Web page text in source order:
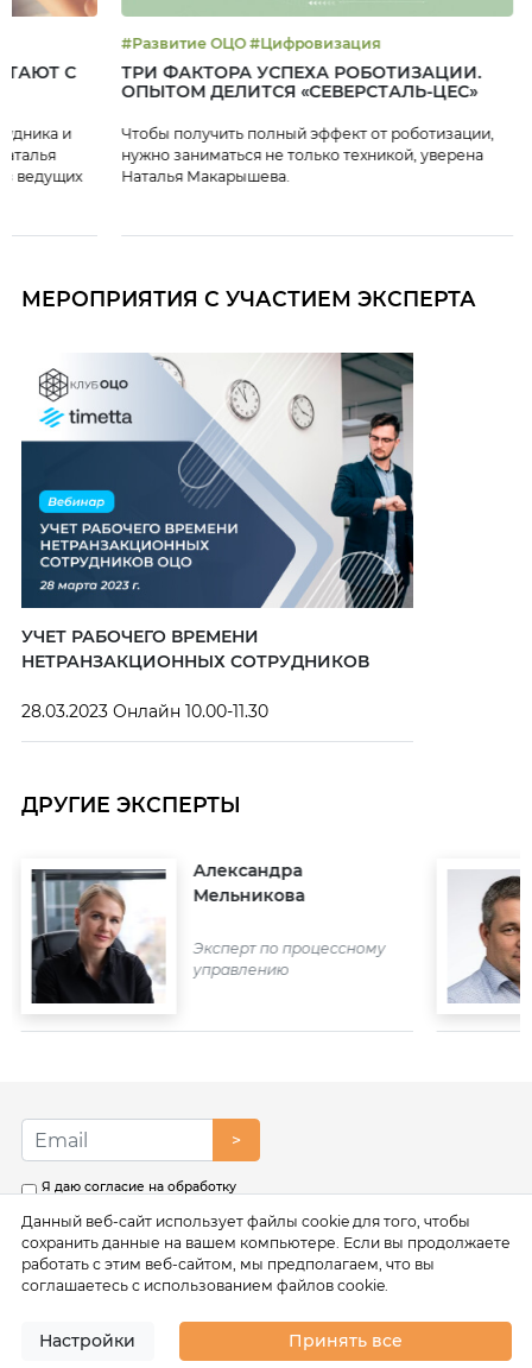
С
и
ведущих
#Развитие ОЦО #Цифровизация
ТРИ ФАКТОРА УСПЕХА РОБОТИЗАЦИИ.
ОПЫТОМ ДЕЛИТСЯ «СЕВЕРСТАЛЬ-ЦЕС»
Чтобы получить полный эффект от роботизации,
нужно заниматься не только техникой, уверена
Наталья Макарышева.
МЕРОПРИЯТИЯ С УЧАСТИЕМ ЭКСПЕРТА
УЧЕТ РАБОЧЕГО ВРЕМЕНИ
НЕТРАНЗАКЦИОННЫХ СОТРУДНИКОВ
28.03.2023 Онлайн 10.00-11.30
ДРУГИЕ ЭКСПЕРТЫ
Александра
Мельникова
Эксперт по процессному
управлению
>
Я даю согласие на обработку
соответствии с условиями
Политики обработки
персональных данных
Данный веб-сайт использует файлы cookie для того, чтобы
сохранить данные на вашем компьютере. Если вы продолжаете
работать с этим веб-сайтом, мы предполагаем, что вы
соглашаетесь с использованием файлов cookie.
Настройки Принять все